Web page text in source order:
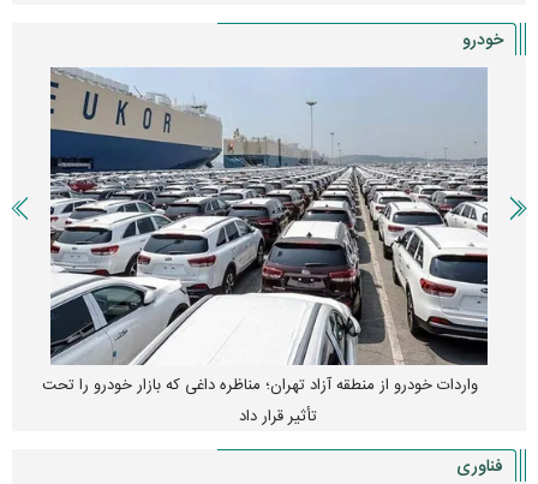
خودرو
واردات خودرو از منطقه آزاد تهران؛ مناظره داغی که بازار خودرو را تحت
تأثیر قرار داد
فناوری